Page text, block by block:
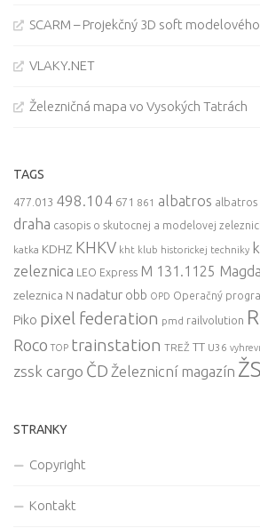
SCARM – Projekčný 3D soft
VLAKY.NET
Železničná mapa vo Vysokých Tatrách
TAGS
477.013 498.104 671 861 albatros albatros
draha casopis o skutocnej a modelovej zeleznici
katka KDHZ KHKV kht klub historickej techniky
zeleznica
LEO Express M 131.1125 Magda
zeleznica N nadatur obb OPD Operačný
Piko pixel federation pmd railvolution
Roco TOP trainstation TREŽ TT U36
zssk cargo ČD Železnicní magazín
STRANKY
Copyright
Kontakt